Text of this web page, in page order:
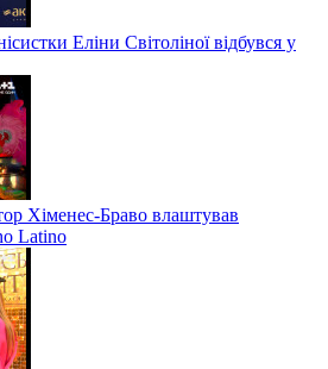
Еліни Світоліної відбувся у
Хіменес-Браво влаштував
Latino